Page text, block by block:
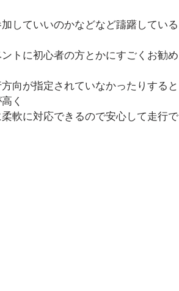
していいのかなどなど躊躇している
トに初心者の方とかにすごくお勧め
向が指定されていなかったりすると
く
軟に対応できるので安心して走行で